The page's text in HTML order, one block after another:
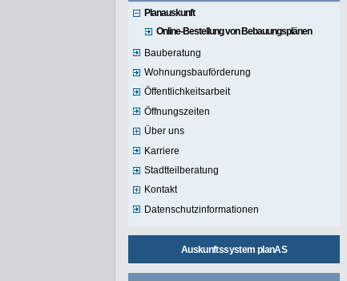
Planauskunft
Online-Bestellung von Bebauungsplänen
Bauberatung
Wohnungsbauförderung
Öffentlichkeitsarbeit
Öffnungszeiten
Über uns
Karriere
Stadtteilberatung
Kontakt
Datenschutzinformationen
Auskunftssystem planAS